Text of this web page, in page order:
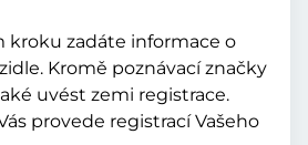
kroku zadáte informace o
Kromě poznávací značky
uvést zemi registrace.
provede registrací Vašeho